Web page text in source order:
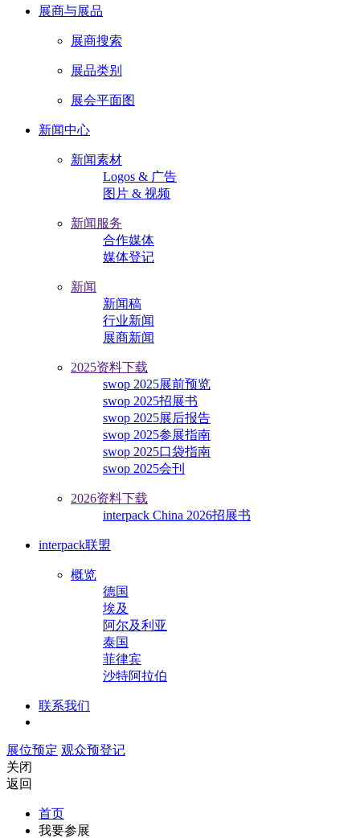
展商与展品
展商搜索
展品类别
展会平面图
新闻中心
新闻素材
Logos & 广告
图片 & 视频
新闻服务
合作媒体
媒体登记
新闻
新闻稿
行业新闻
展商新闻
2025资料下载
swop 2025展前预览
swop 2025招展书
swop 2025展后报告
swop 2025参展指南
swop 2025口袋指南
swop 2025会刊
2026资料下载
interpack China 2026招展书
interpack联盟
概览
德国
埃及
阿尔及利亚
泰国
菲律宾
沙特阿拉伯
联系我们
展位预定 观众预登记
关闭
返回
首页
我要参展